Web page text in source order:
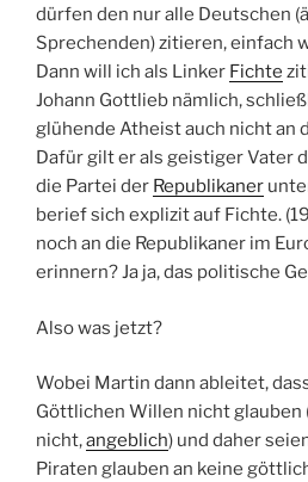
dürfen den nur alle Deutschen
Sprechenden) zitieren, einfach
Dann will ich als Linker Fichte
Johann Gottlieb nämlich,
glühende Atheist auch nicht an
Dafür gilt er als geistiger Vater
die Partei der Republikaner
berief sich explizit auf Fichte.
noch an die Republikaner im
erinnern? Ja ja, das politische
Also was jetzt?
Wobei Martin dann ableitet,
Göttlichen Willen nicht glauben
nicht,angeblich) und daher
Piraten glauben an keine